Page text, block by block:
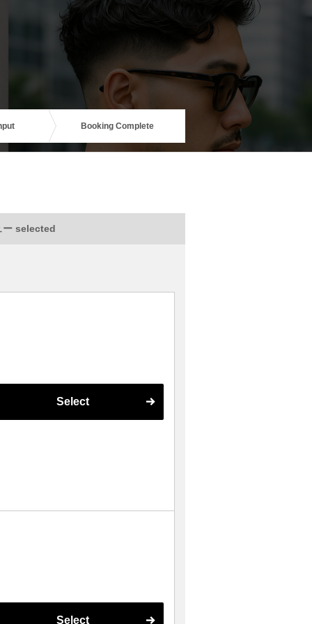
Booking Complete
ー selected
Select
Select